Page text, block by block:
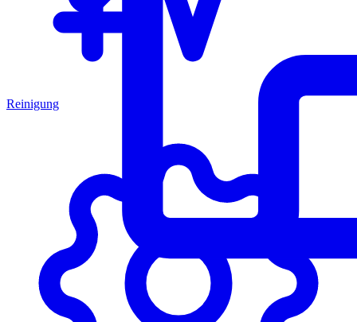
Reinigung